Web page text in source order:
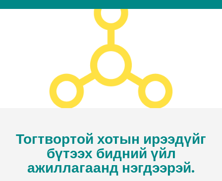
Тогтвортой хотын ирээдүйг
бүтээх бидний үйл
ажиллагаанд нэгдээрэй.